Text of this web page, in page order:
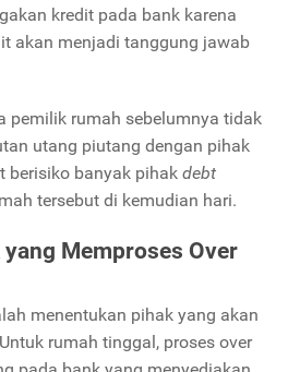
kredit pada bank karena
akan menjadi tanggung jawab
pemilik rumah sebelumnya tidak
utang piutang dengan pihak
berisiko banyak pihak debt
tersebut di kemudian hari.
Memproses Over
menentukan pihak yang akan
rumah tinggal, proses over